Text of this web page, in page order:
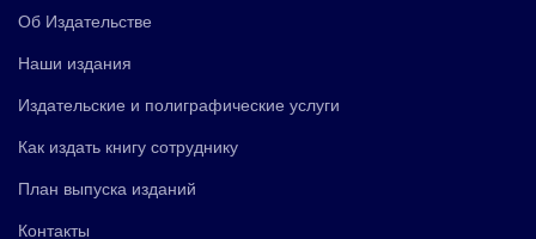
Об Издательстве
Наши издания
Издательские и полиграфические услуги
Как издать книгу сотруднику
План выпуска изданий
Контакты